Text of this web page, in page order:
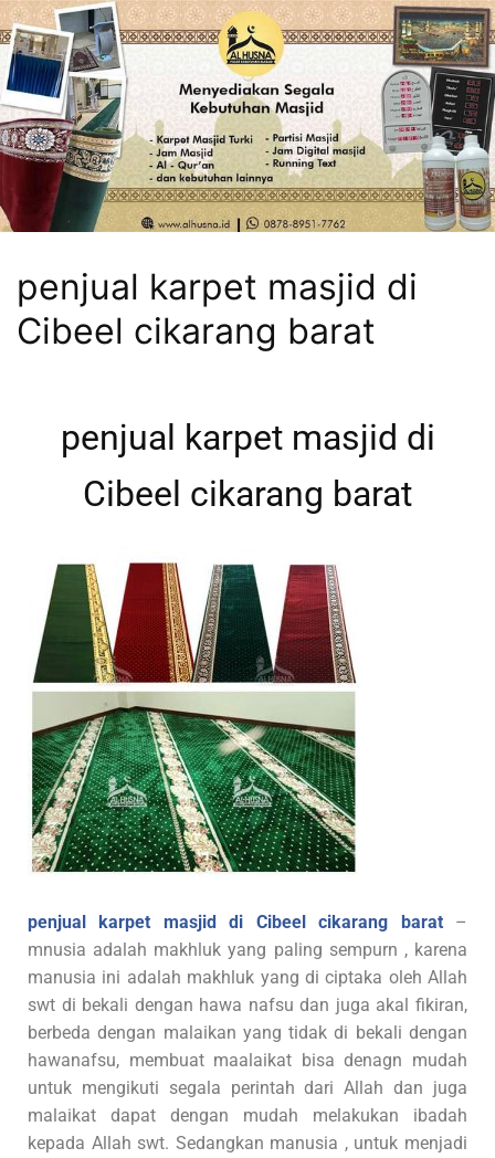
penjual karpet masjid di
Cibeel cikarang barat
penjual karpet masjid di
Cibeel cikarang barat
penjual karpet masjid di Cibeel cikarang barat–
mnusia adalah makhluk yang paling sempurn , karena
manusia ini adalah makhluk yang di ciptaka oleh Allah
swt di bekali dengan hawa nafsu dan juga akal fikiran,
berbeda dengan malaikan yang tidak di bekali dengan
hawanafsu, membuat maalaikat bisa denagn mudah
untuk mengikuti segala perintah dari Allah dan juga
malaikat dapat dengan mudah melakukan ibadah
kepada Allah swt. Sedangkan manusia , untuk menjadi